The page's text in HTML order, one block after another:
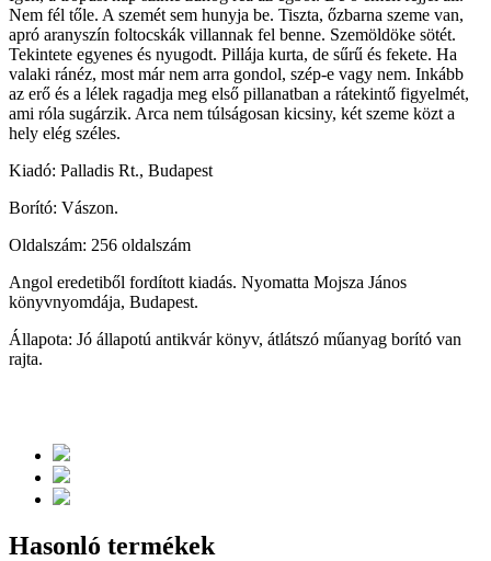
Nem fél tőle. A szemét sem hunyja be. Tiszta, őzbarna szeme van,
apró aranyszín foltocskák villannak fel benne. Szemöldöke sötét.
Tekintete egyenes és nyugodt. Pillája kurta, de sűrű és fekete. Ha
valaki ránéz, most már nem arra gondol, szép-e vagy nem. Inkább
az erő és a lélek ragadja meg első pillanatban a rátekintő figyelmét,
ami róla sugárzik. Arca nem túlságosan kicsiny, két szeme közt a
hely elég széles.
Kiadó: Palladis Rt., Budapest
Borító: Vászon.
Oldalszám: 256 oldalszám
Angol eredetiből fordított kiadás. Nyomatta Mojsza János
könyvnyomdája, Budapest.
Állapota: Jó állapotú antikvár könyv, átlátszó műanyag borító van
rajta.
Hasonló termékek